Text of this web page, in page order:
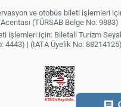
ve otobüs bileti işlemleri
(TÜRSAB Belge No: 9883)
işlemleri için: Biletall Turizm
4443) | (IATA Üyelik No: 88214125)